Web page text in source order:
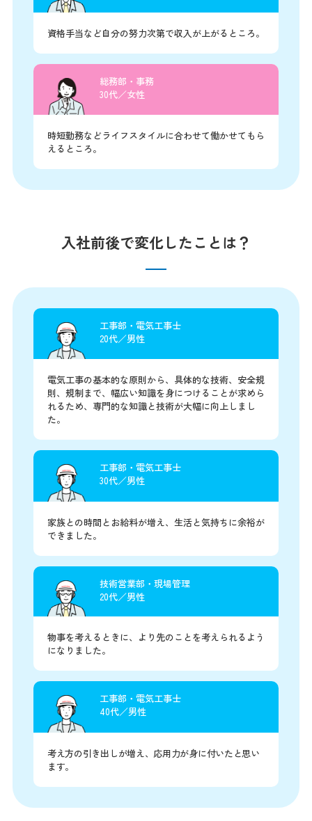
資格手当など自分の努力次第で収入が上がるところ。
総務部・事務
30代／女性
時短勤務などライフスタイルに合わせて働かせてもら
えるところ。
入社前後で変化したことは？
工事部・電気工事士
20代／男性
電気工事の基本的な原則から、具体的な技術、安全規
則、規制まで、幅広い知識を身につけることが求めら
れるため、専門的な知識と技術が大幅に向上しまし
た。
工事部・電気工事士
30代／男性
家族との時間とお給料が増え、生活と気持ちに余裕が
できました。
技術営業部・現場管理
20代／男性
物事を考えるときに、より先のことを考えられるよう
になりました。
工事部・電気工事士
40代／男性
考え方の引き出しが増え、応用力が身に付いたと思い
ます。